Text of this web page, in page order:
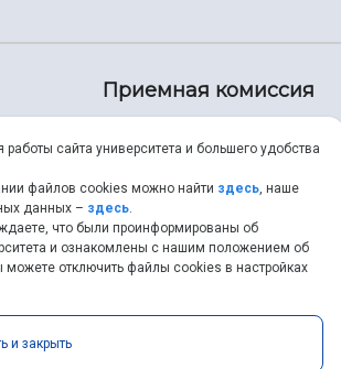
Приемная комиссия
8 (846) 267-48-67
priem@ssau.ru
сайта университета и большего удобства
файлов cookies можно найти здесь, наше
данных – здесь.
что были проинформированы об
и ознакомлены с нашим положением об
отключить файлы cookies в настройках
и закрыть